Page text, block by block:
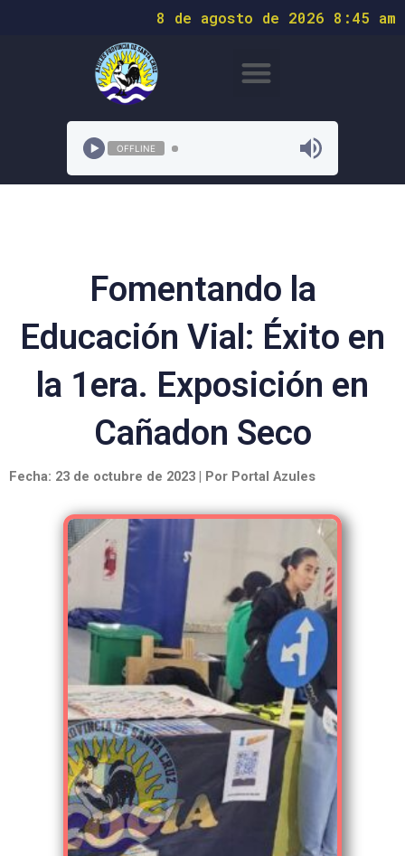
8 de agosto de 2026 8:45 am
OFFLINE
Fomentando la
Educación Vial: Éxito en
la 1era. Exposición en
Cañadon Seco
Fecha: 23 de octubre de 2023 | Por Portal Azules